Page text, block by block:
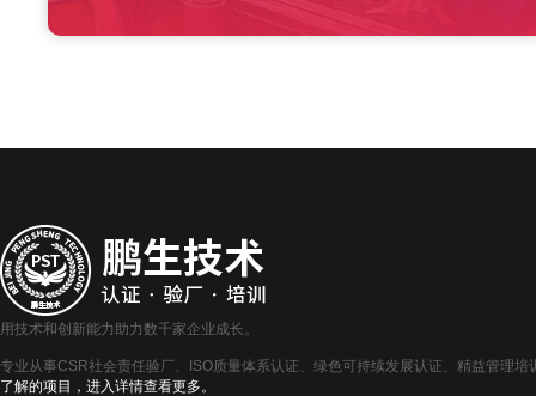
用技术和创新能力助力数千家企业成长。
专业从事CSR社会责任验厂、ISO质量体系认证、绿色可持续发展认证、精益管理
了解的项目，进入详情查看更多。